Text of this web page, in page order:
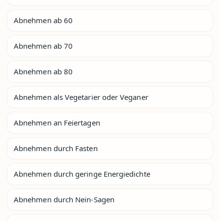
Abnehmen ab 60
Abnehmen ab 70
Abnehmen ab 80
Abnehmen als Vegetarier oder Veganer
Abnehmen an Feiertagen
Abnehmen durch Fasten
Abnehmen durch geringe Energiedichte
Abnehmen durch Nein-Sagen